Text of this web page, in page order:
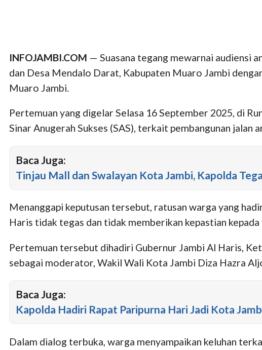
INFOJAMBI.COM — Suasana tegang mewarnai audiensi
dan Desa Mendalo Darat, Kabupaten Muaro Jambi
Muaro Jambi.
Pertemuan yang digelar Selasa 16 September 2025, di
Sinar Anugerah Sukses (SAS), terkait pembangunan jalan
Baca Juga:
Tinjau Mall dan Swalayan Kota Jambi, Kapolda
Menanggapi keputusan tersebut, ratusan warga yang
Haris tidak tegas dan tidak memberikan kepastian kepada
Pertemuan tersebut dihadiri Gubernur Jambi Al Haris,
sebagai moderator, Wakil Wali Kota Jambi Diza Hazra
Baca Juga:
Kapolda Hadiri Rapat Paripurna Hari Jadi Kota
Dalam dialog terbuka, warga menyampaikan keluhan